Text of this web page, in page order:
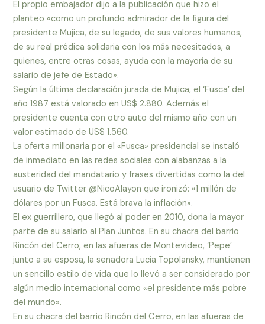
El propio embajador dijo a la publicación que hizo el
planteo «como un profundo admirador de la figura del
presidente Mujica, de su legado, de sus valores humanos,
de su real prédica solidaria con los más necesitados, a
quienes, entre otras cosas, ayuda con la mayoría de su
salario de jefe de Estado».
Según la última declaración jurada de Mujica, el ‘Fusca’ del
año 1987 está valorado en US$ 2.880. Además el
presidente cuenta con otro auto del mismo año con un
valor estimado de US$ 1.560.
La oferta millonaria por el «Fusca» presidencial se instaló
de inmediato en las redes sociales con alabanzas a la
austeridad del mandatario y frases divertidas como la del
usuario de Twitter @NicoAlayon que ironizó: «1 millón de
dólares por un Fusca. Está brava la inflación».
El ex guerrillero, que llegó al poder en 2010, dona la mayor
parte de su salario al Plan Juntos. En su chacra del barrio
Rincón del Cerro, en las afueras de Montevideo, ‘Pepe’
junto a su esposa, la senadora Lucía Topolansky, mantienen
un sencillo estilo de vida que lo llevó a ser considerado por
algún medio internacional como «el presidente más pobre
del mundo».
En su chacra del barrio Rincón del Cerro, en las afueras de